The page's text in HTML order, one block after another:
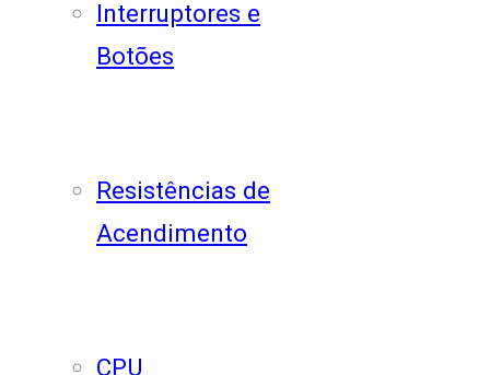
Interruptores e
Botões
Resistências de
Acendimento
CPU